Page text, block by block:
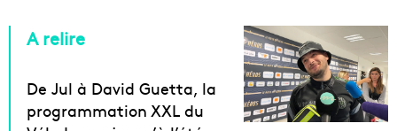
A relire
De Jul à David Guetta, la
programmation XXL du